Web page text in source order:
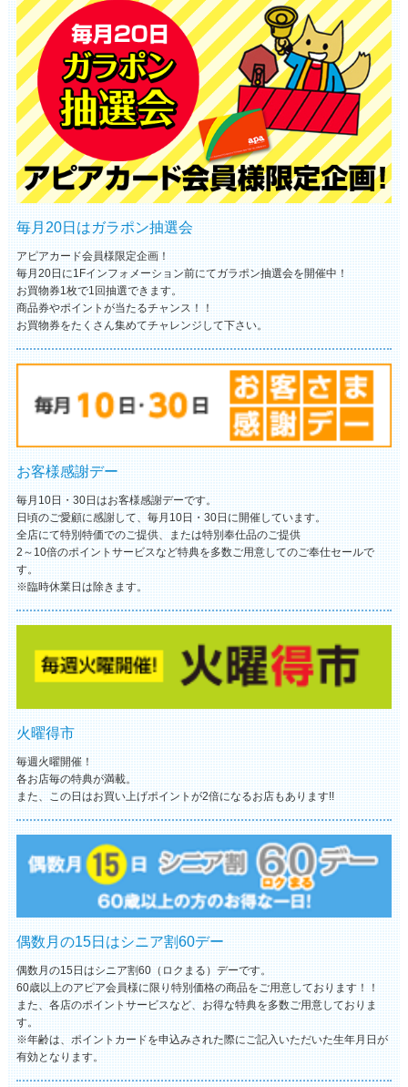
毎月20日はガラポン抽選会
アピアカード会員様限定企画！
毎月20日に1Fインフォメーション前にてガラポン抽選会を開催中！
お買物券1枚で1回抽選できます。
商品券やポイントが当たるチャンス！！
お買物券をたくさん集めてチャレンジして下さい。
お客様感謝デー
毎月10日・30日はお客様感謝デーです。
日頃のご愛顧に感謝して、毎月10日・30日に開催しています。
全店にて特別特価でのご提供、または特別奉仕品のご提供
2～10倍のポイントサービスなど特典を多数ご用意してのご奉仕セールで
す。
※臨時休業日は除きます。
火曜得市
毎週火曜開催！
各お店毎の特典が満載。
また、この日はお買い上げポイントが2倍になるお店もあります!!
偶数月の15日はシニア割60デー
偶数月の15日はシニア割60（ロクまる）デーです。
60歳以上のアピア会員様に限り特別価格の商品をご用意しております！！
また、各店のポイントサービスなど、お得な特典を多数ご用意しておりま
す。
※年齢は、ポイントカードを申込みされた際にご記入いただいた生年月日が
有効となります。